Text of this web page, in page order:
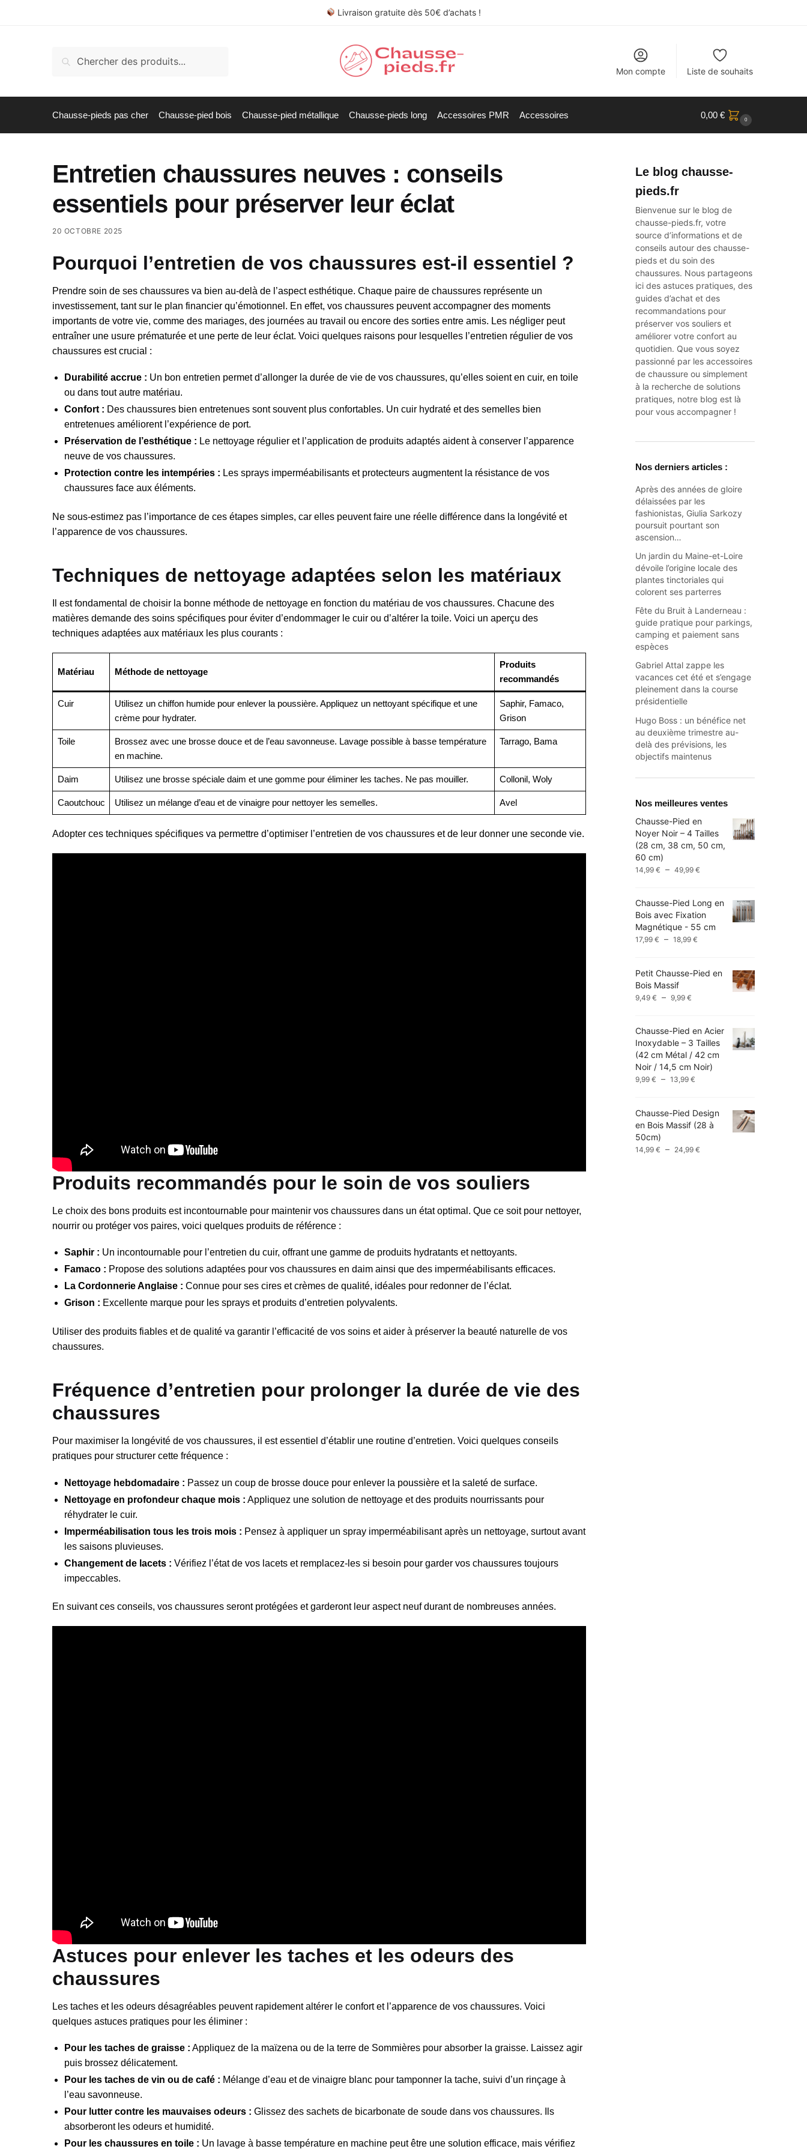
Livraison gratuite dès 50€ d’achats !
pour :
Recherche
Mon compte Liste de souhaits
Chausse-pieds pas cher Chausse-pied bois Chausse-pied métallique Chausse-pieds long Accessoires PMR Accessoires 0,00 € 0
Entretien chaussures neuves : conseils
essentiels pour préserver leur éclat
20 OCTOBRE 2025
Pourquoi l’entretien de vos chaussures est-il essentiel ?
Prendre soin de ses chaussures va bien au-delà de l’aspect esthétique. Chaque paire de chaussures représente un
investissement, tant sur le plan financier qu’émotionnel. En effet, vos chaussures peuvent accompagner des moments
importants de votre vie, comme des mariages, des journées au travail ou encore des sorties entre amis. Les négliger peut
entraîner une usure prématurée et une perte de leur éclat. Voici quelques raisons pour lesquelles l’entretien régulier de vos
chaussures est crucial :
Durabilité accrue : Un bon entretien permet d’allonger la durée de vie de vos chaussures, qu’elles soient en cuir, en toile
ou dans tout autre matériau.
Confort : Des chaussures bien entretenues sont souvent plus confortables. Un cuir hydraté et des semelles bien
entretenues améliorent l’expérience de port.
Préservation de l’esthétique : Le nettoyage régulier et l’application de produits adaptés aident à conserver l’apparence
neuve de vos chaussures.
Protection contre les intempéries : Les sprays imperméabilisants et protecteurs augmentent la résistance de vos
chaussures face aux éléments.
Ne sous-estimez pas l’importance de ces étapes simples, car elles peuvent faire une réelle différence dans la longévité et
l’apparence de vos chaussures.
Techniques de nettoyage adaptées selon les matériaux
Il est fondamental de choisir la bonne méthode de nettoyage en fonction du matériau de vos chaussures. Chacune des
matières demande des soins spécifiques pour éviter d’endommager le cuir ou d’altérer la toile. Voici un aperçu des
techniques adaptées aux matériaux les plus courants :
Matériau Méthode de nettoyage
Produits
recommandés
Cuir
Utilisez un chiffon humide pour enlever la poussière. Appliquez un nettoyant spécifique et une
crème pour hydrater.
Saphir, Famaco,
Grison
Toile
Brossez avec une brosse douce et de l’eau savonneuse. Lavage possible à basse température
en machine.
Tarrago, Bama
Daim Utilisez une brosse spéciale daim et une gomme pour éliminer les taches. Ne pas mouiller. Collonil, Woly
Caoutchouc Utilisez un mélange d’eau et de vinaigre pour nettoyer les semelles. Avel
Adopter ces techniques spécifiques va permettre d’optimiser l’entretien de vos chaussures et de leur donner une seconde vie.
Produits recommandés pour le soin de vos souliers
Le choix des bons produits est incontournable pour maintenir vos chaussures dans un état optimal. Que ce soit pour nettoyer,
nourrir ou protéger vos paires, voici quelques produits de référence :
Saphir : Un incontournable pour l’entretien du cuir, offrant une gamme de produits hydratants et nettoyants.
Famaco : Propose des solutions adaptées pour vos chaussures en daim ainsi que des imperméabilisants efficaces.
La Cordonnerie Anglaise : Connue pour ses cires et crèmes de qualité, idéales pour redonner de l’éclat.
Grison : Excellente marque pour les sprays et produits d’entretien polyvalents.
Utiliser des produits fiables et de qualité va garantir l’efficacité de vos soins et aider à préserver la beauté naturelle de vos
chaussures.
Fréquence d’entretien pour prolonger la durée de vie des
chaussures
Pour maximiser la longévité de vos chaussures, il est essentiel d’établir une routine d’entretien. Voici quelques conseils
pratiques pour structurer cette fréquence :
Nettoyage hebdomadaire : Passez un coup de brosse douce pour enlever la poussière et la saleté de surface.
Nettoyage en profondeur chaque mois : Appliquez une solution de nettoyage et des produits nourrissants pour
réhydrater le cuir.
Imperméabilisation tous les trois mois : Pensez à appliquer un spray imperméabilisant après un nettoyage, surtout avant
les saisons pluvieuses.
Changement de lacets : Vérifiez l’état de vos lacets et remplacez-les si besoin pour garder vos chaussures toujours
impeccables.
En suivant ces conseils, vos chaussures seront protégées et garderont leur aspect neuf durant de nombreuses années.
Astuces pour enlever les taches et les odeurs des
chaussures
Les taches et les odeurs désagréables peuvent rapidement altérer le confort et l’apparence de vos chaussures. Voici
quelques astuces pratiques pour les éliminer :
Pour les taches de graisse : Appliquez de la maïzena ou de la terre de Sommières pour absorber la graisse. Laissez agir
puis brossez délicatement.
Pour les taches de vin ou de café : Mélange d’eau et de vinaigre blanc pour tamponner la tache, suivi d’un rinçage à
l’eau savonneuse.
Pour lutter contre les mauvaises odeurs : Glissez des sachets de bicarbonate de soude dans vos chaussures. Ils
absorberont les odeurs et humidité.
Pour les chaussures en toile : Un lavage à basse température en machine peut être une solution efficace, mais vérifiez
Le blog chausse-
pieds.fr
Bienvenue sur le blog de
chausse-pieds.fr, votre
source d’informations et de
conseils autour deschausse-
pieds et du soin des
chaussures. Nous partageons
ici des astuces pratiques, des
guides d’achat et des
recommandations pour
préserver vos souliers et
améliorer votre confort au
quotidien. Que vous soyez
passionné par les accessoires
de chaussure ou simplement
à la recherche de solutions
pratiques, notre blog est là
pour vous accompagner !
Nos derniers articles :
Après des années de gloire
délaissées par les
fashionistas, Giulia Sarkozy
poursuit pourtant son
ascension…
Un jardin du Maine-et-Loire
dévoile l’origine locale des
plantes tinctoriales qui
colorent ses parterres
Fête du Bruit à Landerneau :
guide pratique pour parkings,
camping et paiement sans
espèces
Gabriel Attal zappe les
vacances cet été et s’engage
pleinement dans la course
présidentielle
Hugo Boss : un bénéfice net
au deuxième trimestre au-
delà des prévisions, les
objectifs maintenus
Nos meilleures ventes
Chausse-Pied en
Noyer Noir – 4 Tailles
(28 cm, 38 cm, 50 cm,
60 cm)
14,99€ – 49,99€
14,99 €
à
49,99 €
Chausse-Pied Long en
Bois avec Fixation
Magnétique - 55 cm
17,99€ – 18,99€
17,99 €
Petit Chausse-Pied en
Bois Massif
9,49€ – 9,99€
9,49 €
à
9,99 €
Chausse-Pied en Acier
Inoxydable – 3 Tailles
(42 cm Métal / 42 cm
Noir / 14,5 cm Noir)
9,99€ – 13,99€
9,99 €
à
Chausse-Pied Design
en Bois Massif (28 à
50cm)
14,99€ – 24,99€